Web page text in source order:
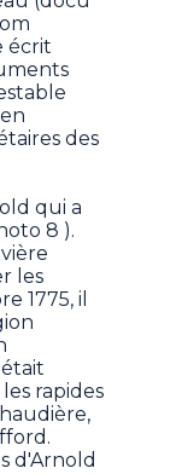
écrit
des
qui a
8 ).
les
1775, il
rapides
d'Arnold